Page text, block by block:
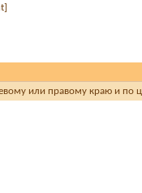
или правому краю и по